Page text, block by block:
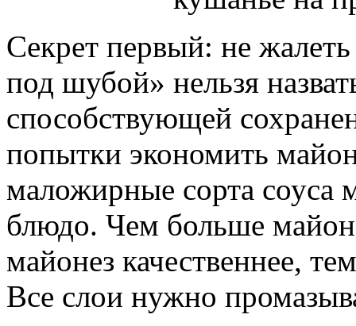
Секрет первый: не
под шубой» нельзя
способствующей
попытки экономить
маложирные сорта соуса
блюдо. Чем больше
майонез качественнее,
Все слои нужно